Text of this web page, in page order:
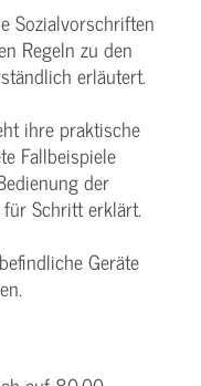
Sozialvorschriften
Regeln zu den
erläutert.
ihre praktische
Fallbeispiele
der
Schritt erklärt.
Geräte